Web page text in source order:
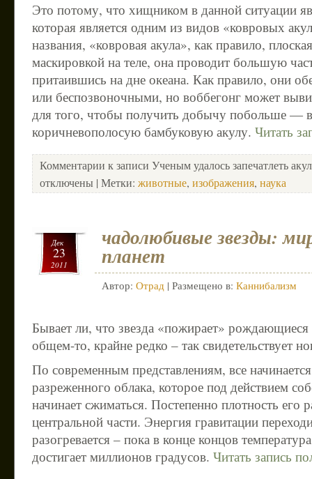
Это потому, что хищником в данной ситуации
которая является одним из видов «ковровых
названия, «ковровая акула», как правило,
маскировкой на теле, она проводит большую
притаившись на дне океана. Как правило, они
или беспозвоночными, но воббегонг может
для того, чтобы получить добычу побольше —
коричневополосую бамбуковую акулу. Читать
Комментарии к записи Ученым удалось запечатлеть
отключены | Метки: животные, изображения, наука
Дек
23
2011
чадолюбивые звезды:
планет
Автор: Отрад | Размещено в: Каннибализм
Бывает ли, что звезда «пожирает»
общем-то, крайне редко – так свидетельствует
По современным представлениям, все
разреженного облака, которое под действием
начинает сжиматься. Постепенно плотность его
центральной части. Энергия гравитации
разогревается – пока в конце концов
достигает миллионов градусов. Читать запись